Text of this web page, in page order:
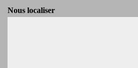
Nous localiser